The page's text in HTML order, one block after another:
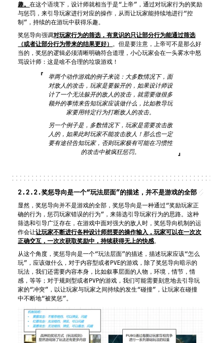
趣。在这个语境下，设计师就相当于是“上帝”，通过对玩家行为的奖励
与惩罚，来引导玩家进行对应的操作，从而让玩家能持续地进行“控
制”，持续的在游玩中获得乐趣。
奖惩导向强调对玩家行为的筛选，有意识的只让部分行为能通过筛选
（或者让部分行为带来的结果更好） 。但是要注意，上帝可不是那么好
当的，奖惩的逻辑必须清晰明确符合道理，小心玩家会在一头雾水中怒
骂设计师：这是啥不合理的垃圾游戏！
举两个动作游戏的例子来说：大多数情况下，面
对敌人的攻击，玩家是要躲开的，如果设计师设
计了一个无法躲开的敌人的攻击，就需要做很多
额外的事情来告知玩家应该做什么，比如教导玩
家要用特定行为打断敌人的攻击。
另一个例子是，多数情况下，玩家是需要攻击敌
人的，如果此时玩家不能攻击敌人！那么也一定
要有途径告知玩家，否则玩家极有可能在习惯性
的攻击中被疯狂惩罚。
2.2.2.奖惩导向是一个“玩法层面”的描述，并不是游戏的全部
显然，奖惩导向并不是游戏的全部，奖惩导向是一种通过“奖励玩家正
确的行为，惩罚玩家错误的行为”，来筛选引导玩家行为的思路。这种
筛选和引导广泛存在，在游戏中面对强大的敌人时，奖惩导向机制的运
作会让让玩家不断进行各种设计师想要的操作输入，玩家可以在一次次
正确交互，一次次获取奖励中，持续获得无上的快感。
从这个角度，奖惩导向是一个“玩法层面”的描述，描述玩家应该“怎么
玩”，应该做什么，对于内容型或者PVE的游戏，除了奖惩导向暗示的
玩法，我们还需要内容本身，比如叙事层面的人物，环境，情节，情
感，等等；对于规则型或者PVP的游戏，我们可能需要刻意地去引导玩
家的“冲突”，以让玩家与玩家之间持续的发生“碰撞”，让玩家在碰撞
中不断地“被奖惩”。